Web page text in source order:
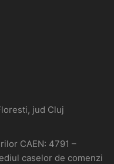
jud Cluj
CAEN: 4791 –
caselor de comenzi